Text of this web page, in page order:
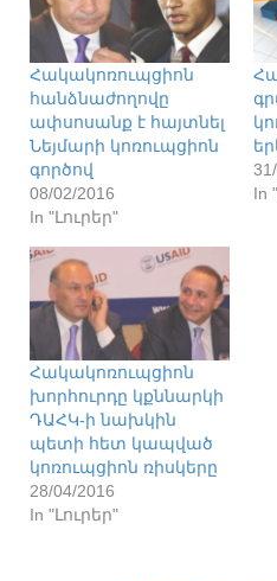
Հակակոռուպցիոն
հանձնաժողովը
ափսոսանք է հայտնել
Նեյմարի կոռուպցիոն
գործով
08/02/2016
In "Լուրեր"
In
Հակակոռուպցիոն
խորհուրդը կքննարկի
ԴԱՀԿ-ի նախկին
պետի հետ կապված
կոռուպցիոն ռիսկերը
28/04/2016
In "Լուրեր"